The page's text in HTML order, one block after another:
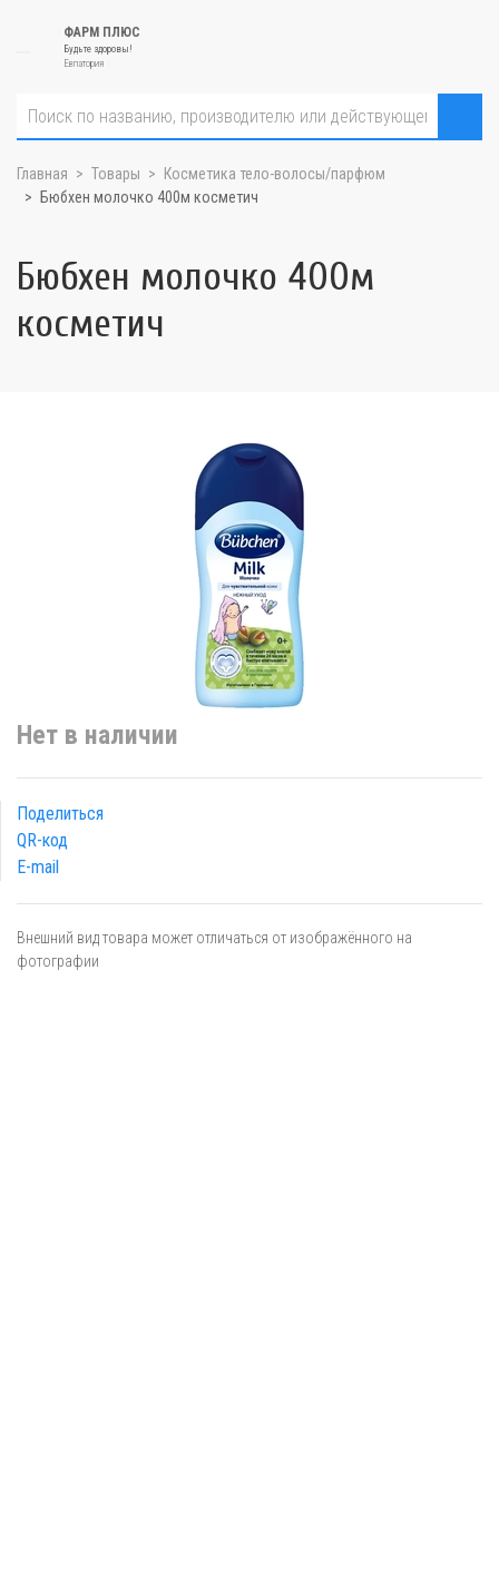
ФАРМ ПЛЮС
Будьте здоровы!
Евпатория
Главная Товары
Косметика тело-волосы/парфюм
Бюбхен молочко 400м косметич
Бюбхен молочко 400м
косметич
Нет в наличии
Поделиться
QR-код
E-mail
Внешний вид товара может отличаться от изображённого на
фотографии